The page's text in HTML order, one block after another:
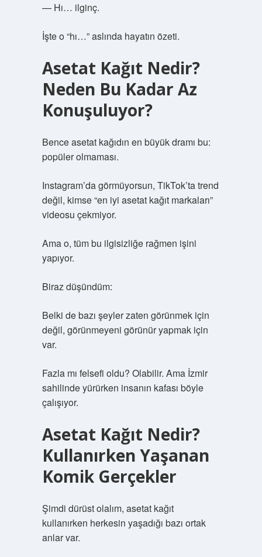
— Hı… ilginç.
İşte o “hı…” aslında hayatın özeti.
Asetat Kağıt Nedir?
Neden Bu Kadar Az
Konuşuluyor?
Bence asetat kağıdın en büyük dramı bu:
popüler olmaması.
Instagram’da görmüyorsun, TikTok’ta trend
değil, kimse “en iyi asetat kağıt markaları”
videosu çekmiyor.
Ama o, tüm bu ilgisizliğe rağmen işini
yapıyor.
Biraz düşündüm:
Belki de bazı şeyler zaten görünmek için
değil, görünmeyeni görünür yapmak için
var.
Fazla mı felsefi oldu? Olabilir. Ama İzmir
sahilinde yürürken insanın kafası böyle
çalışıyor.
Asetat Kağıt Nedir?
Kullanırken Yaşanan
Komik Gerçekler
Şimdi dürüst olalım, asetat kağıt
kullanırken herkesin yaşadığı bazı ortak
anlar var.